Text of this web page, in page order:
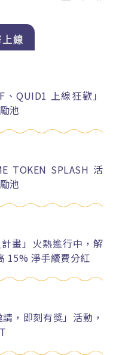
上線
QUID1 上線狂歡」
池
TOKEN SPLASH 活
池
畫」火熱進行中，解
15% 淨手續費分紅
，即刻有獎」活動，